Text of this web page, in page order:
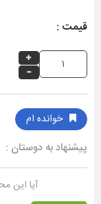
قیمت :
خوانده ام
پیشنهاد به دوستان :
آیا این